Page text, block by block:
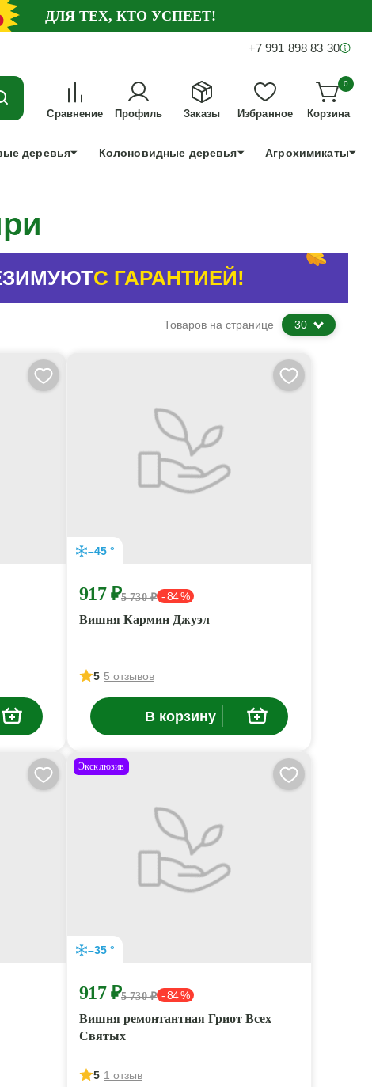
ДЛЯ ТЕХ, КТО УСПЕЕТ!
+7 991 898 83 30
Сравнение Профиль Заказы Избранное
0
Корзина
деревья Колоновидные деревья Агрохимикаты
С ГАРАНТИЕЙ!
Товаров на странице 30
–45 °
917 ₽5 730 ₽ - 84 %
Вишня Кармин Джуэл
5 5 отзывов
В корзину
Эксклюзив
–35 °
917 ₽5 730 ₽ - 84 %
Вишня ремонтантная Гриот Всех
Святых
5 1 отзыв